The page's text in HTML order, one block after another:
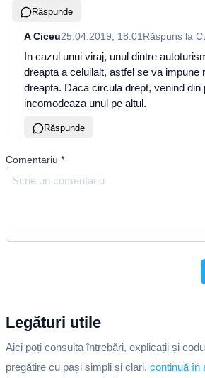
Răspunde
A Ciceu25.04.2019, 18:01 Răspuns la
In cazul unui viraj, unul dintre
dreapta a celuilalt, astfel se va impune
dreapta. Daca circula drept, venind din
incomodeaza unul pe altul.
Răspunde
Comentariu *
Legături utile
Aici poți consulta întrebări, explicații și
pregătire cu pași simpli și clari, continuă în